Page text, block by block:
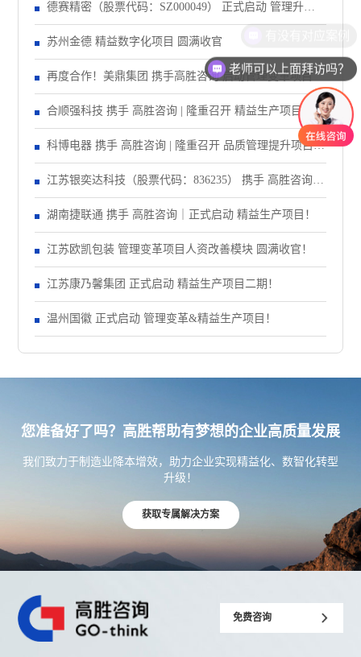
德赛精密（股票代码：SZ000049） 正式启动 管理升级&
精益注塑项目！
苏州金德 精益数字化项目 圆满收官
再度合作！美鼎集团 携手高胜咨询 启动管理变革项目
合顺强科技 携手 高胜咨询 | 隆重召开 精益生产项目誓师
大会！
科博电器 携手 高胜咨询 | 隆重召开 品质管理提升项目启
动大会！
江苏银奕达科技（股票代码：836235） 携手 高胜咨询｜
正式启动 管理变革项目
湖南捷联通 携手 高胜咨询｜正式启动 精益生产项目！
江苏欧凯包装 管理变革项目人资改善模块 圆满收官！
江苏康乃馨集团 正式启动 精益生产项目二期！
温州国徽 正式启动 管理变革&精益生产项目！
您准备好了吗？高胜帮助有梦想的企业高质量发展
我们致力于制造业降本增效，助力企业实现精益化、数智化转型
升级！
获取专属解决方案
免费咨询
老师可以上面拜访吗？